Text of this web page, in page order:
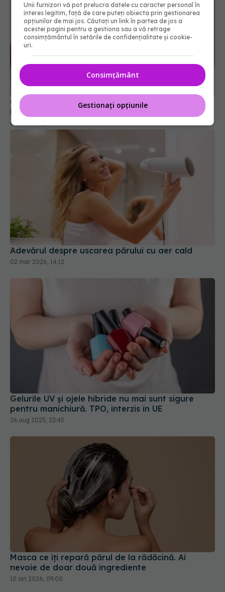
Cât de des ar trebui să te speli pe față?
Dermatologii dezvăluie greșeala pe care o facem
07 noi 2025, 17:06
Adevărul despre uscarea părului cu aer cald
02 mar 2026, 14:12
Gelurile UV și ojele hibride nu mai sunt sigure
pentru manichiură. TPO, interzis în UE
Masca ce îți repară părul de la rădăcină. Ai
nevoie de doar două ingrediente
10 ian 2026, 09:00
Unii furnizori vă pot prelucra datele cu caracter personal în
interes legitim, față de care puteți obiecta prin gestionarea
opțiunilor de mai jos. Căutați un link în partea de jos a
acestei pagini pentru a gestiona sau a vă retrage
consimțământul în setările de confidențialitate și cookie-
uri.
Consimțământ
Gestionați opțiunile